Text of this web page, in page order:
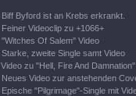
Biff Byford ist an Krebs erkrankt.
Feiner Videoclip zu +1066+
"Witches Of Salem" Video
Starke, zweite Single samt Video
Video zu "Hell, Fire And
Neues Video zur anstehenden
Epische "Pilgrimage"-Single mit